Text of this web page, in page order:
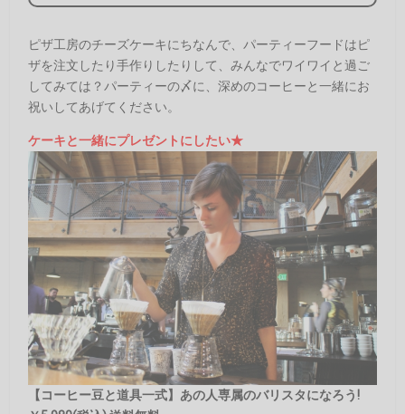
ピザ工房のチーズケーキにちなんで、パーティーフードはピ
ザを注文したり手作りしたりして、みんなでワイワイと過ご
してみては？パーティーの〆に、深めのコーヒーと一緒にお
祝いしてあげてください。
ケーキと一緒にプレゼントにしたい★
【コーヒー豆と道具一式】あの人専属のバリスタになろう!